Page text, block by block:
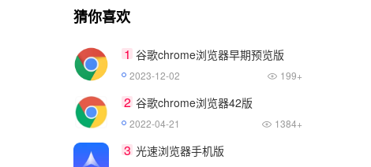
猜你喜欢
1 谷歌chrome浏览器早期预览版
2023-12-02 199+
2 谷歌chrome浏览器42版
2022-04-21 1384+
3 光速浏览器手机版